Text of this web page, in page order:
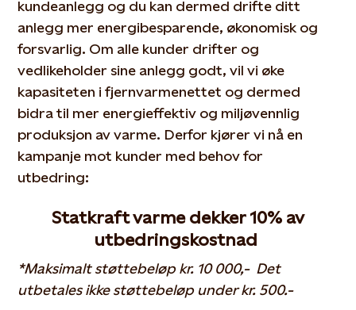
kundeanlegg og du kan dermed drifte ditt
anlegg mer energibesparende, økonomisk og
forsvarlig. Om alle kunder drifter og
vedlikeholder sine anlegg godt, vil vi øke
kapasiteten i fjernvarmenettet og dermed
bidra til mer energieffektiv og miljøvennlig
produksjon av varme. Derfor kjører vi nå en
kampanje mot kunder med behov for
utbedring:
Statkraft varme dekker 10% av
utbedringskostnad
*Maksimalt støttebeløp kr. 10 000,- Det
utbetales ikke støttebeløp under kr. 500.-